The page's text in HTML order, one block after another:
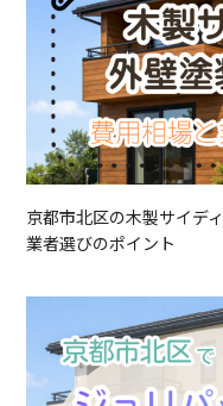
京都市北区の木製サイデ
業者選びのポイント